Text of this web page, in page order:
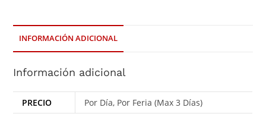
INFORMACIÓN ADICIONAL
Información adicional
PRECIO Por Día, Por Feria (Max 3 Días)